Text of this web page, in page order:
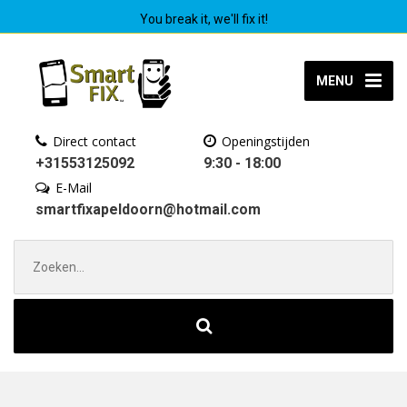
You break it, we'll fix it!
MENU
Direct contact
+31553125092
Openingstijden
9:30 - 18:00
E-Mail
smartfixapeldoorn@hotmail.com
naar: